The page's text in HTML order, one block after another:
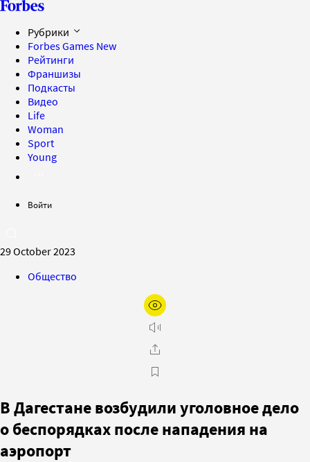
Рубрики
Forbes Games New
Рейтинги
Франшизы
Подкасты
Видео
Life
Woman
Sport
Young
Войти
29 October 2023
Общество
В Дагестане возбудили уголовное дело
о беспорядках после нападения на
аэропорт